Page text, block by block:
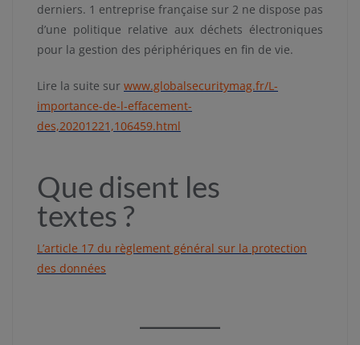
derniers. 1 entreprise française sur 2 ne dispose pas
d’une politique relative aux déchets électroniques
pour la gestion des périphériques en fin de vie.
Lire la suite sur www.globalsecuritymag.fr/L-
importance-de-l-effacement-
des,20201221,106459.html
Que disent les
textes ?
L’article 17 du règlement général sur la protection
des données